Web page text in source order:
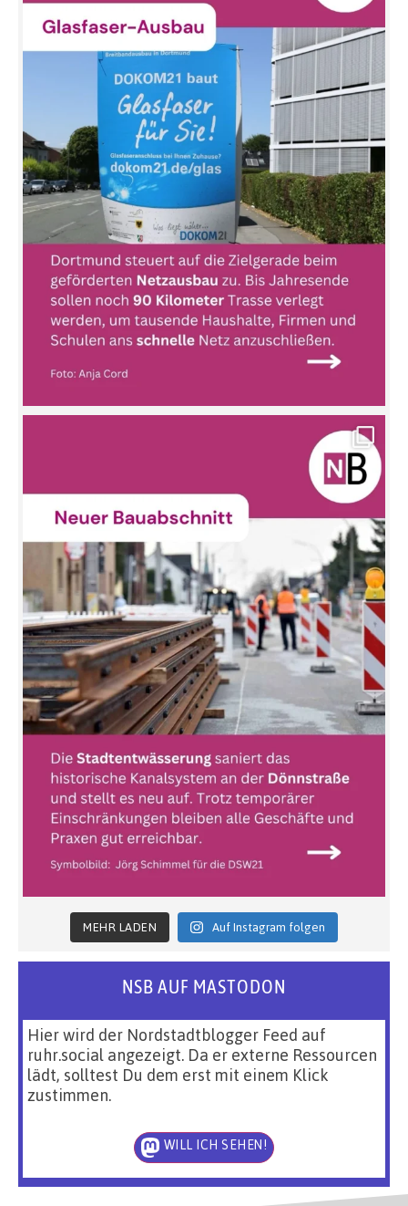
MEHR LADEN Auf Instagram folgen
NSB AUF MASTODON
Hier wird der Nordstadtblogger Feed auf
ruhr.social angezeigt. Da er externe Ressourcen
lädt, solltest Du dem erst mit einem Klick
zustimmen.
WILL ICH SEHEN!